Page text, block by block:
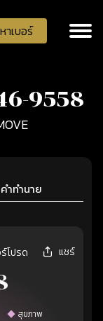
าเบอร์
9558
ำทำนาย
โปรด แชร์
สุขภาพ